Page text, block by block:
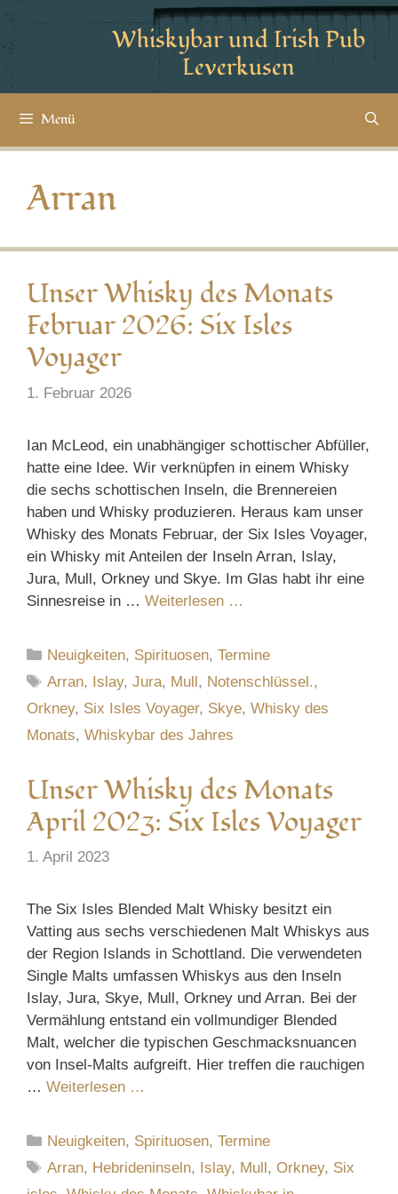
Whiskybar und Irish Pub
Leverkusen
Menü
Arran
Unser Whisky des Monats
Februar 2026: Six Isles
Voyager
1. Februar 2026
Ian McLeod, ein unabhängiger schottischer Abfüller,
hatte eine Idee. Wir verknüpfen in einem Whisky
die sechs schottischen Inseln, die Brennereien
haben und Whisky produzieren. Heraus kam unser
Whisky des Monats Februar, der Six Isles Voyager,
ein Whisky mit Anteilen der Inseln Arran, Islay,
Jura, Mull, Orkney und Skye. Im Glas habt ihr eine
Sinnesreise in … Weiterlesen …
Kategorien
Neuigkeiten, Spirituosen,Termine
Schlagwörter
Arran, Islay,Jura, Mull, Notenschlüssel.,
Orkney, Six Isles Voyager, Skye, Whisky des
Monats, Whiskybar des Jahres
Unser Whisky des Monats
April 2023: Six Isles Voyager
1. April 2023
The Six Isles Blended Malt Whisky besitzt ein
Vatting aus sechs verschiedenen Malt Whiskys aus
der Region Islands in Schottland. Die verwendeten
Single Malts umfassen Whiskys aus den Inseln
Islay, Jura, Skye, Mull, Orkney und Arran. Bei der
Vermählung entstand ein vollmundiger Blended
Malt, welcher die typischen Geschmacksnuancen
von Insel-Malts aufgreift. Hier treffen die rauchigen
… Weiterlesen …
Kategorien
Neuigkeiten, Spirituosen,Termine
Schlagwörter
Arran, Hebrideninseln, Islay, Mull,Orkney, Six